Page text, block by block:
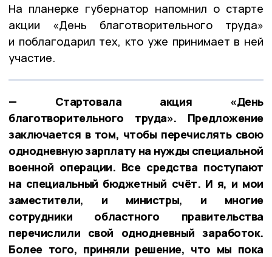
На планерке губернатор напомнил о старте
акции «День благотворительного труда»
и поблагодарил тех, кто уже принимает в ней
участие.
— Стартовала акция «День
благотворительного труда». Предложение
заключается в том, чтобы перечислять свою
однодневную зарплату на нужды специальной
военной операции. Все средства поступают
на специальный бюджетный счёт. И я, и мои
заместители, и министры, и многие
сотрудники областного правительства
перечислили свой однодневный заработок.
Более того, приняли решение, что мы пока